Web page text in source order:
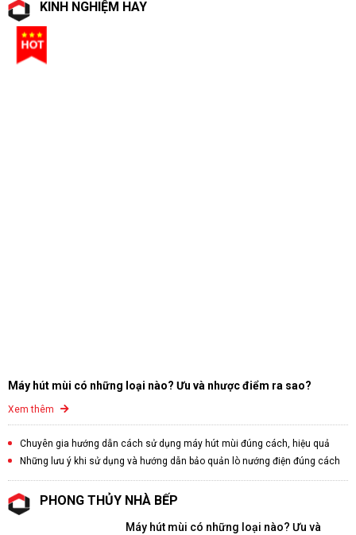
KINH NGHIỆM HAY
Máy hút mùi có những loại nào? Ưu và nhược điểm ra sao?
Xem thêm
Chuyên gia hướng dẫn cách sử dụng máy hút mùi đúng cách, hiệu quả
Những lưu ý khi sử dụng và hướng dẫn bảo quản lò nướng điện đúng cách
PHONG THỦY NHÀ BẾP
Máy hút mùi có những loại nào? Ưu và